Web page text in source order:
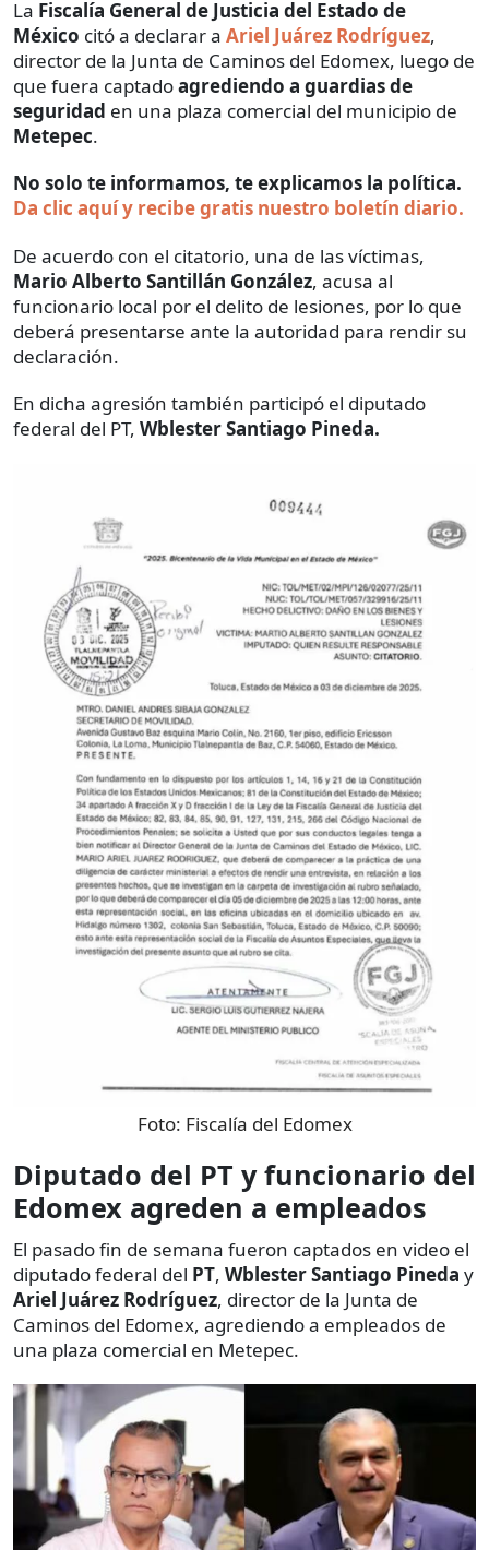
La Fiscalía General de Justicia del Estado de
México citó a declarar a Ariel Juárez Rodríguez,
director de la Junta de Caminos del Edomex, luego de
que fuera captadoagrediendo a guardias de
seguridad en una plaza comercial del municipio de
Metepec.
No solo te informamos, te explicamos la política.
Da clic aquí y recibe gratis nuestro boletín diario.
De acuerdo con el citatorio, una de las víctimas,
Mario Alberto Santillán González, acusa al
funcionario local por el delito de lesiones, por lo que
deberá presentarse ante la autoridad para rendir su
declaración.
En dicha agresión también participó el diputado
federal del PT, Wblester Santiago Pineda.
Foto: Fiscalía del Edomex
Diputado del PT y funcionario del
Edomex agreden a empleados
El pasado fin de semana fueron captados en video el
diputado federal del PT, Wblester Santiago Pineda y
Ariel Juárez Rodríguez, director de la Junta de
Caminos del Edomex, agrediendo a empleados de
una plaza comercial en Metepec.